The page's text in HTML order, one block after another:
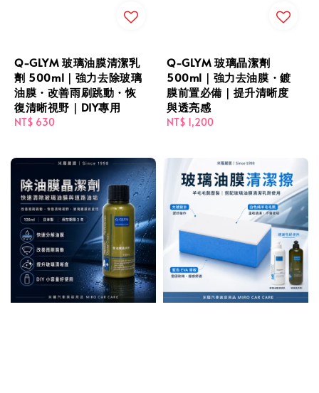
Q-GLYM 玻璃油膜清潔乳
劑 500ml｜強力去除玻璃
油膜・改善雨刷跳動・恢
復清晰視野｜DIY專用
Regular
NT$ 630
Q-GLYM 玻璃晶潔劑
500ml｜強力去油膜・鍍
膜前置必備｜提升清晰度
與透亮感
Regular
NT$ 1,200